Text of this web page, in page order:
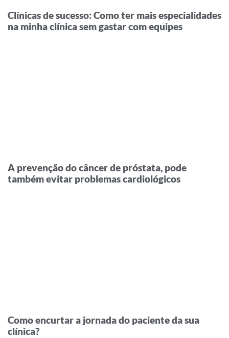
Clínicas de sucesso: Como ter mais especialidades
na minha clínica sem gastar com equipes
A prevenção do câncer de próstata, pode
também evitar problemas cardiológicos
Como encurtar a jornada do paciente da sua
clínica?